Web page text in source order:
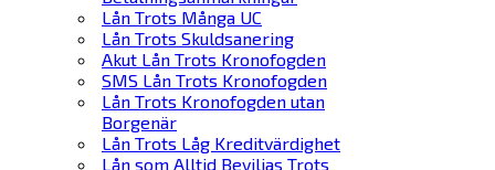
Lån Trots Många UC
Lån Trots Skuldsanering
Akut Lån Trots Kronofogden
SMS Lån Trots Kronofogden
Lån Trots Kronofogden utan
Borgenär
Lån Trots Låg Kreditvärdighet
Lån som Alltid Beviljas Trots